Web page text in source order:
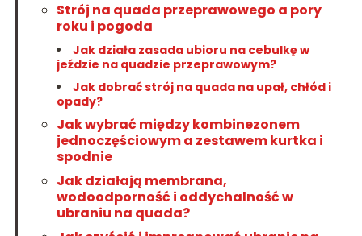
Strój na quada przeprawowego a pory
roku i pogoda
Jak działa zasada ubioru na cebulkę w
jeździe na quadzie przeprawowym?
Jak dobrać strój na quada na upał, chłód i
opady?
Jak wybrać między kombinezonem
jednoczęściowym a zestawem kurtka i
spodnie
Jak działają membrana,
wodoodporność i oddychalność w
ubraniu na quada?